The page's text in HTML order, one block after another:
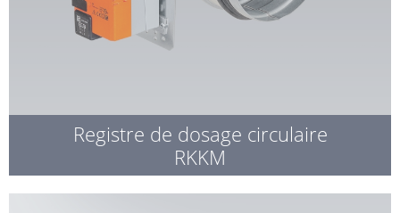
Registre de dosage circulaire
RKKM